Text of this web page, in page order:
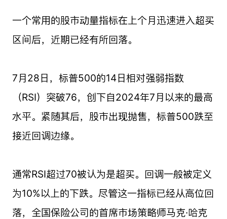
一个常用的股市动量指标在上个月迅速进入超买
区间后，近期已经有所回落。
7月28日，标普500的14日相对强弱指数
（RSI）突破76，创下自2024年7月以来的最高
水平。紧随其后，股市出现抛售，标普500跌至
接近回调边缘。
通常RSI超过70被认为是超买。回调一般被定义
为10%以上的下跌。尽管这一指标已经从高位回
落，全国保险公司的首席市场策略师马克·哈克